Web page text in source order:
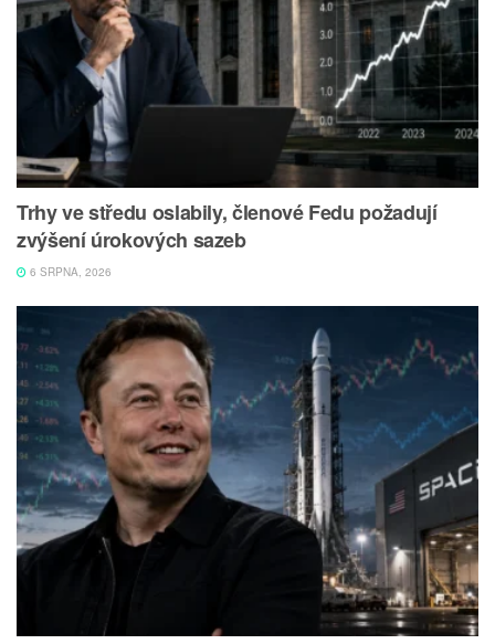
Trhy ve středu oslabily, členové Fedu požadují
zvýšení úrokových sazeb
6 SRPNA, 2026